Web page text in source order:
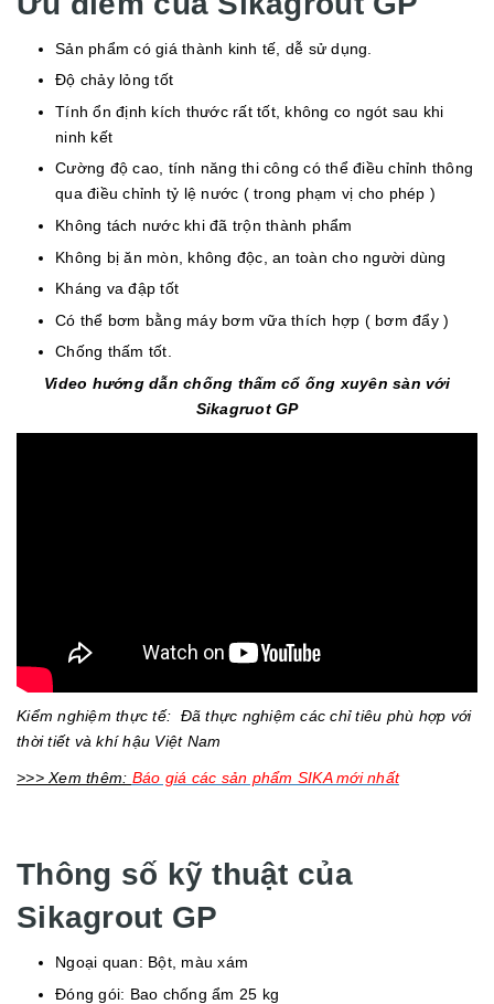
Sản phẩm có giá thành kinh tế, dễ sử dụng.
Độ chảy lỏng tốt
Tính ổn định kích thước rất tốt, không co ngót sau khi
ninh kết
Cường độ cao, tính năng thi công có thể điều chỉnh thông
qua điều chỉnh tỷ lệ nước ( trong phạm vị cho phép )
Không tách nước khi đã trộn thành phẩm
Không bị ăn mòn, không độc, an toàn cho người dùng
Kháng va đập tốt
Có thể bơm bằng máy bơm vữa thích hợp ( bơm đẩy )
Chống thấm tốt.
Video hướng dẫn chống thấm cổ ống xuyên sàn với
Sikagruot GP
Kiểm nghiệm thực tế: Đã thực nghiệm các chỉ tiêu phù hợp với
thời tiết và khí hậu Việt Nam
>>> Xem thêm: Báo giá các sản phẩm SIKA mới nhất
Thông số kỹ thuật của
Sikagrout GP
Ngoại quan: Bột, màu xám
Đóng gói: Bao chống ẩm 25 kg